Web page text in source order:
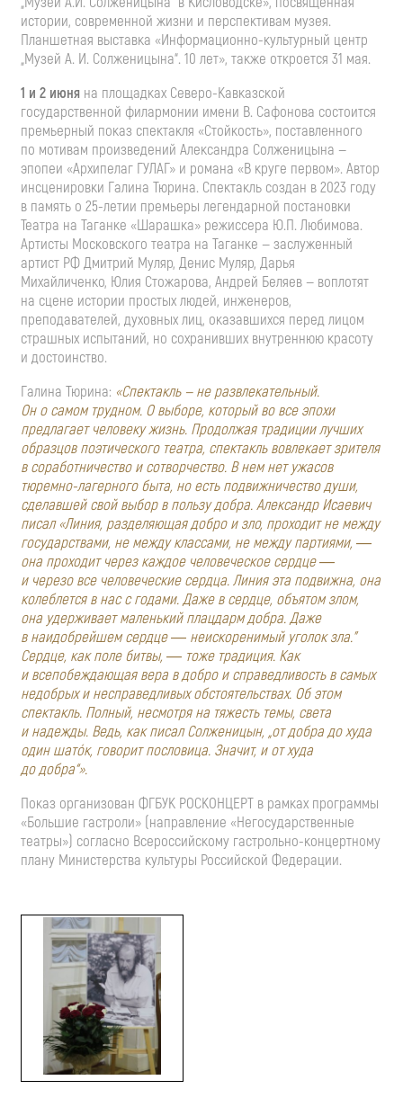
истории, современной жизни и перспективам музея.
Планшетная выставка «Информационно-культурный центр
„Музей А. И. Солженицына“. 10 лет», также откроется 31 мая.
1 и 2 июня на площадках Северо-Кавказской
государственной филармонии имени В. Сафонова состоится
премьерный показ спектакля «Стойкость», поставленного
по мотивам произведений Александра Солженицына —
эпопеи «Архипелаг ГУЛАГ» и романа «В круге первом». Автор
инсценировки Галина Тюрина. Спектакль создан в 2023 году
в память о 25-летии премьеры легендарной постановки
Театра на Таганке «Шарашка» режиссера Ю.П. Любимова.
Артисты Московского театра на Таганке — заслуженный
артист РФ Дмитрий Муляр, Денис Муляр, Дарья
Михайличенко, Юлия Стожарова, Андрей Беляев — воплотят
на сцене истории простых людей, инженеров,
преподавателей, духовных лиц, оказавшихся перед лицом
страшных испытаний, но сохранивших внутреннюю красоту
и достоинство.
Галина Тюрина: «Спектакль — не развлекательный.
Он о самом трудном. О выборе, который во все эпохи
предлагает человеку жизнь. Продолжая традиции лучших
образцов поэтического театра, спектакль вовлекает зрителя
в соработничество и сотворчество. В нем нет ужасов
тюремно-лагерногобыта, но есть подвижничество души,
сделавшей свой выбор в пользу добра. Александр Исаевич
писал «Линия, разделяющая добро и зло, проходит не между
государствами, не между классами, не между партиями, ―
она проходит через каждое человеческое сердце ―
и черезо все человеческие сердца. Линия эта подвижна, она
колеблется в нас с годами. Даже в сердце, объятом злом,
она удерживает маленький плацдарм добра. Даже
в наидобрейшем сердце ― неискоренимый уголок зла."
Сердце, как поле битвы, ― тоже традиция. Как
и всепобеждающая вера в добро и справедливость в самых
недобрых и несправедливых обстоятельствах. Об этом
спектакль. Полный, несмотря на тяжесть темы, света
и надежды. Ведь, как писал Солженицын, „от добра до худа
один шатóк, говорит пословица. Значит, и от худа
до добра“».
Показ организован ФГБУК РОСКОНЦЕРТ в рамках программы
«Большие гастроли» (направление «Негосударственные
театры») согласно Всероссийскому гастрольно-концертному
плану Министерства культуры Российской Федерации.